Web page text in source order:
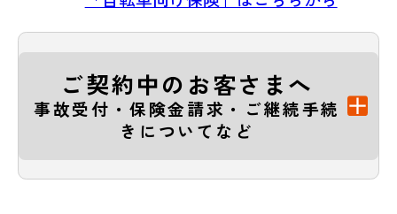
ご契約中のお客さまへ
事故受付・保険金請求・ご継続手続
きについてなど